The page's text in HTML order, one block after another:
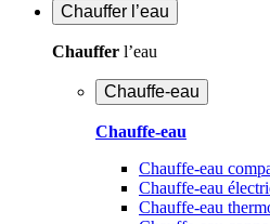
Chauffer l’eau
Chauffer l’eau
Chauffe-eau
Chauffe-eau
Chauffe-eau
Chauffe-eau
Chauffe-eau